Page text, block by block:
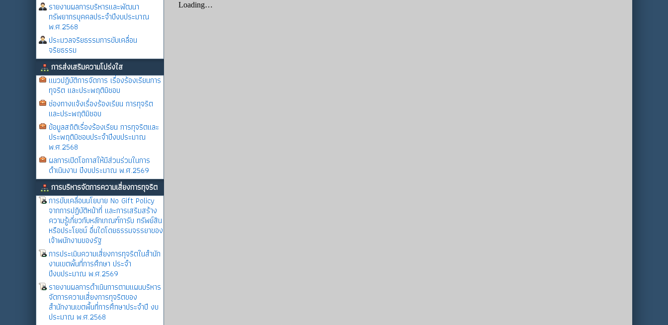
รายงานผลการบริหารและพัฒนา
ทรัพยากรบุคคลประจำปีงบประมาณ
พ.ศ.2568
ประมวลจริยธรรมการขับเคลื่อน
จริยธรรม
การส่งเสริมความโปร่งใส
แนวปฏิบัติการจัดการ เรื่องร้องเรียนการ
ทุจริต และประพฤติมิชอบ
ช่องทางแจ้งเรื่องร้องเรียน การทุจริต
และประพฤติมิชอบ
ข้อมูลสถิติเรื่องร้องเรียน การทุจริตและ
ประพฤติมิชอบประจำปีงบประมาณ
พ.ศ.2568
ผลการเปิดโอกาสให้มีส่วนร่วมในการ
ดำเนินงาน ปีงบประมาณ พ.ศ.2569
การบริหารจัดการความเสี่ยงการทุจริต
การขับเคลื่อนนโยบาย No Gift Policy
จากการปฏิบัติหน้าที่ และการเสริมสร้าง
ความรู้เกี่ยวกับหลักเกณฑ์การับ ทรัพย์สิน
หรือประโยชน์ อื่นใดโดยธรรมจรรยาของ
เจ้าพนักงานของรัฐ
การประเมินความเสี่ยงการทุจริตในสำนัก
งานเขตพิ้นที่การศึกษา ประจำ
ปีงบประมาณ พ.ศ.2569
รายงานผลการดำเนินการตามแผนบริหาร
จัดการความเสี่ยงการทุจริตของ
สำนักงานเขตพื้นที่การศึกษาประจำปี งบ
ประมาณ พ.ศ.2568